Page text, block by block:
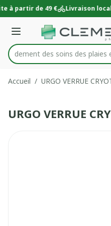
Aller au contenu
1 de 1
à partir de 49 € Livraison
Menu
Rechercher
rapidement des soins des plaies
Accueil / URGO VERRUE
URGO VERRUE